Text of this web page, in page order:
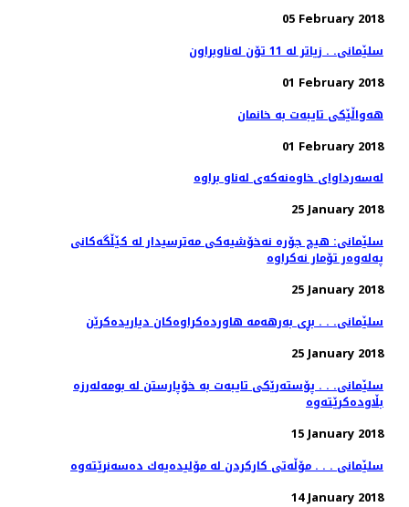
05 February 2018
سلێمانی. . زیاتر له‌ 11 تۆن له‌ناوبراون
01 February 2018
هه‌واڵێكی تایبه‌ت به‌ خانمان
01 February 2018
25 January 2018
سلێمانی: هیچ جۆره‌ نه‌خۆشیه‌كی مه‌ترسیدار له‌ كێڵگه‌كانی
25 January 2018
سلێمانی. . . بڕی به‌رهه‌مه‌ هاورده‌كراوه‌كان دیاریده‌كرێن
25 January 2018
سلێمانی. . . پۆسته‌رێكی تایبه‌ت به‌ خۆپارستن له‌ بومه‌له‌رزه‌
15 January 2018
سلێمانی . . . مۆڵەتی كاركردن لە مۆلیدەیەك دەسەنرێتەوە
14 January 2018